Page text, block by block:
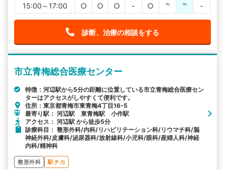
15:00～17:00
○ ○ ○ - ○ ℡ ℡ -
診断、治療の相談をする
市立青梅総合医療センター
特徴：河辺駅から5分の距離に位置している市立青梅総合医療セン
ターはアクセスがしやすくて便利です。
住所：東京都青梅市東青梅4丁目16-5
最寄り駅： 河辺駅 東青梅駅 小作駅
アクセス： 河辺駅 から徒歩5分
診療科目： 整形外科/内科/リハビリテーション科/リウマチ科/脳
神経外科/皮膚科/泌尿器科/放射線科/小児科/眼科/産婦人科/神経
内科/精神科
整形外科 駅チカ